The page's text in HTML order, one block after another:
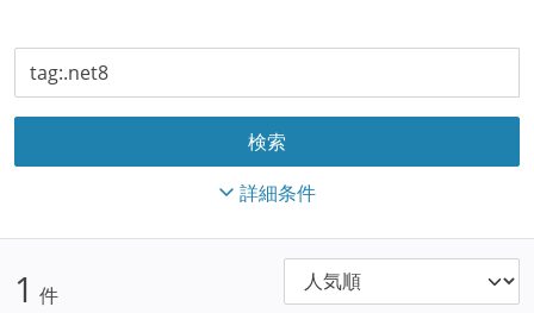
詳細条件
1 件